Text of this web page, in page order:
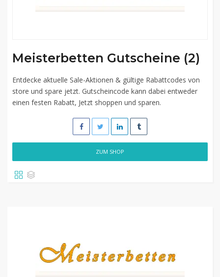
Meisterbetten Gutscheine (2)
Entdecke aktuelle Sale-Aktionen & gültige Rabattcodes von
store und spare jetzt. Gutscheincode kann dabei entweder
einen festen Rabatt, Jetzt shoppen und sparen.
ZUM SHOP